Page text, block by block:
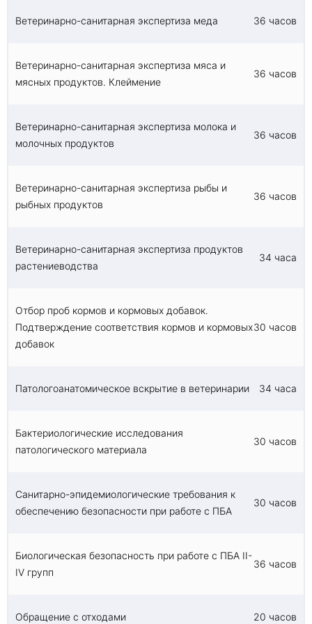
Ветеринарно-санитарная экспертиза меда 36 часов
Ветеринарно-санитарная экспертиза мяса и
мясных продуктов. Клеймение
36 часов
Ветеринарно-санитарная экспертиза молока и
молочных продуктов
36 часов
Ветеринарно-санитарная экспертиза рыбы и
рыбных продуктов
36 часов
Ветеринарно-санитарная экспертиза продуктов
растениеводства
34 часа
Отбор проб кормов и кормовых добавок.
Подтверждение соответствия кормов и кормовых
добавок
30 часов
Патологоанатомическое вскрытие в ветеринарии 34 часа
Бактериологические исследования
патологического материала
30 часов
Санитарно-эпидемиологические требования к
обеспечению безопасности при работе с ПБА
30 часов
Биологическая безопасность при работе с ПБА II-
IV групп
36 часов
Обращение с отходами 20 часов